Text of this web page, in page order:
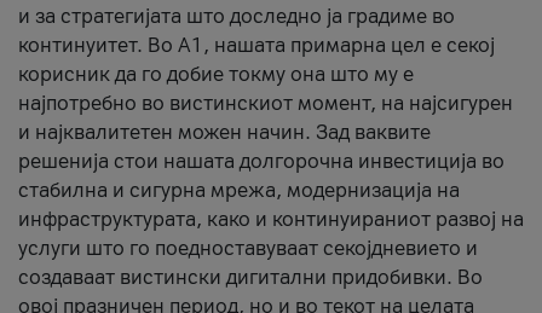
и за стратегијата што доследно ја градиме во
континуитет. Во А1, нашата примарна цел е секој
корисник да го добие токму она што му е
најпотребно во вистинскиот момент, на најсигурен
и најквалитетен можен начин. Зад ваквите
решенија стои нашата долгорочна инвестиција во
стабилна и сигурна мрежа, модернизација на
инфраструктурата, како и континуираниот развој на
услуги што го поедноставуваат секојдневието и
создаваат вистински дигитални придобивки. Во
овој празничен период, но и во текот на целата